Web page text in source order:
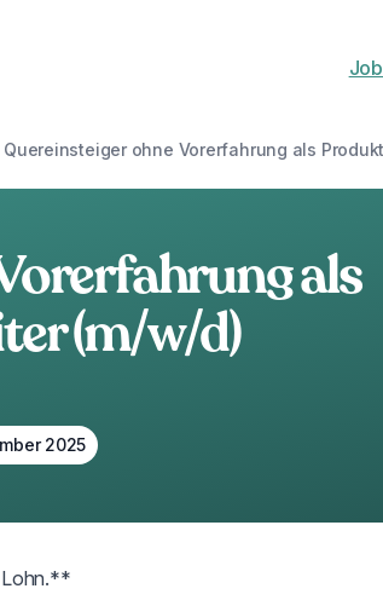
Quereinsteiger ohne Vorerfahrung als
als
(m/w/d)
2025
Lohn.**